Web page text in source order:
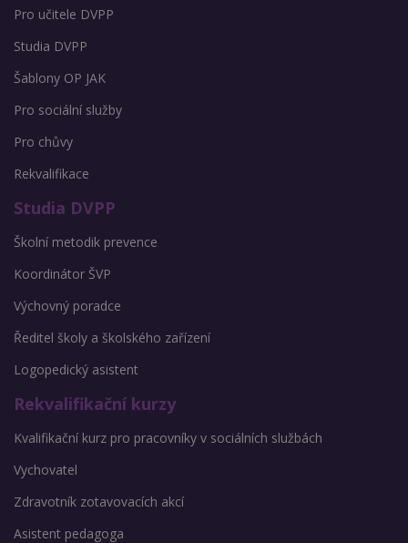
Pro učitele DVPP
Studia DVPP
Šablony OP JAK
Pro sociální služby
Pro chůvy
Rekvalifikace
Studia DVPP
Školní metodik prevence
Koordinátor ŠVP
Výchovný poradce
Ředitel školy a školského zařízení
Logopedický asistent
Rekvalifikační kurzy
Kvalifikační kurz pro pracovníky v sociálních službách
Vychovatel
Zdravotník zotavovacích akcí
Asistent pedagoga